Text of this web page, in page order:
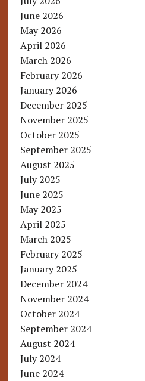
June 2026
May 2026
April 2026
March 2026
February 2026
January 2026
December 2025
November 2025
October 2025
September 2025
August 2025
July 2025
June 2025
May 2025
April 2025
March 2025
February 2025
January 2025
December 2024
November 2024
October 2024
September 2024
August 2024
July 2024
June 2024